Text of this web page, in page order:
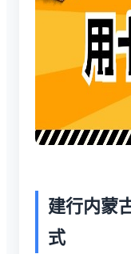
建行内蒙
式